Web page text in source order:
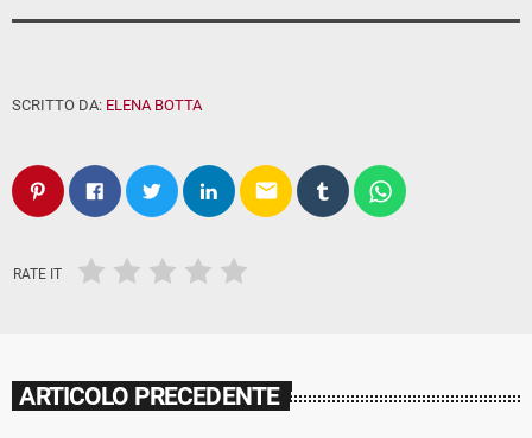
SCRITTO DA: ELENA BOTTA
email
RATE IT
ARTICOLO PRECEDENTE